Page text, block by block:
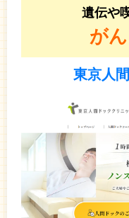
遺伝や
が
東京人